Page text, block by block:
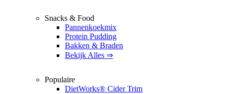
Snacks & Food
Pannenkoekmix
Protein Pudding
Bakken & Braden
Bekijk Alles ⇒
Populaire
DietWorks® Cider Trim